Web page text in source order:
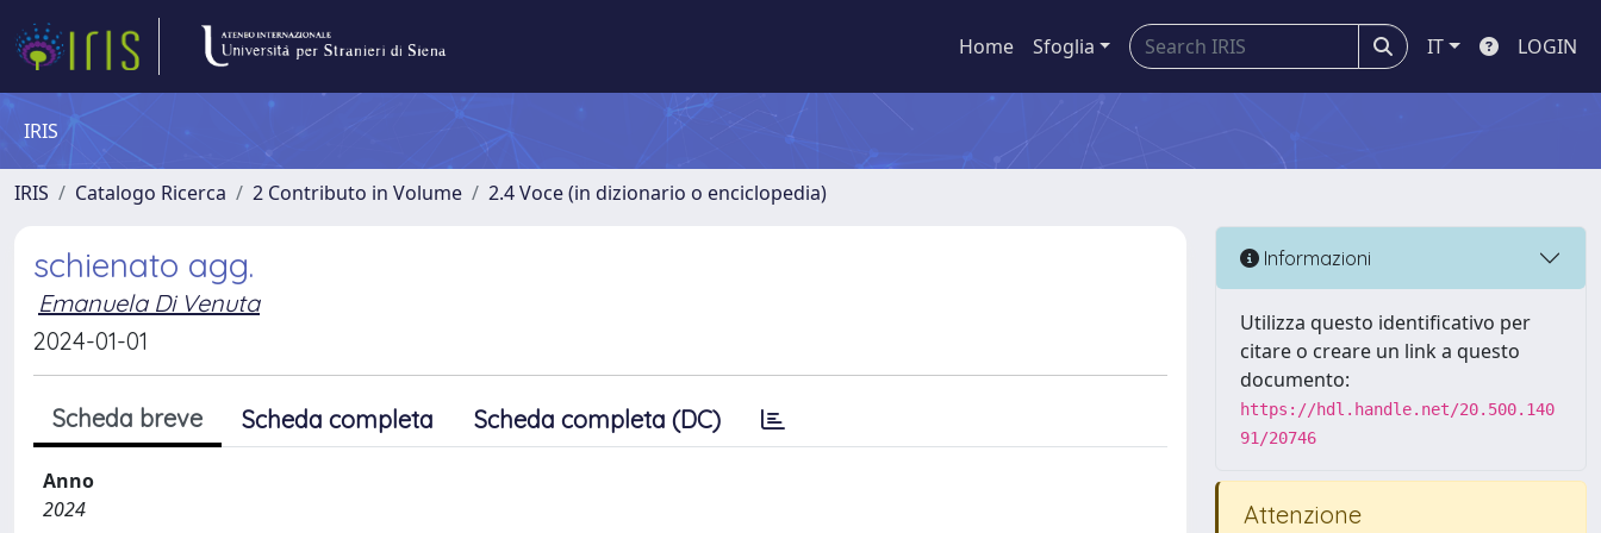
Home Sfoglia IT LOGIN
IRIS
IRIS Catalogo Ricerca 2 Contributo in Volume 2.4 Voce (in dizionario o enciclopedia)
schienato agg.
Emanuela Di Venuta
2024-01-01
Scheda breve Scheda completa Scheda completa (DC)
Anno
2024
Informazioni
Utilizza questo identificativo per
citare o creare un link a questo
documento:
https://hdl.handle.net/20.500.140
91/20746
Attenzione